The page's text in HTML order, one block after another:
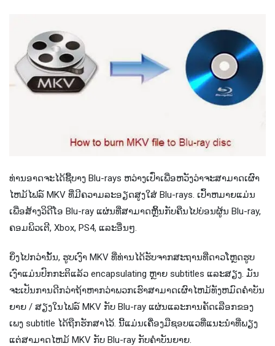
ທ່ານອາດຈະໄດ້ຊື້ບາງ Blu-rays ຫວ່າງເປົ່າເພື່ອຫວັງວ່າຈະສາມາດເຜົາ
ໄຫມ້ໄຟລ໌ MKV ທີ່ມີຄວາມລະອຽດສູງໃສ່ Blu-rays. ເປົ້າ​ຫມາຍ​ແມ່ນ​
ເພື່ອ​ສ້າງ​ວິ​ດີ​ໂອ Blu​-ray ແຜ່ນ​ທີ່​ສາ​ມາດ​ຫຼິ້ນ​ກັບ​ຄືນ​ໄປ​ບ່ອນ​ຜູ້ນ Blu​-ray​,
ຄອມ​ພິວ​ເຕີ​, Xbox​, PS4​, ແລະ​ອື່ນໆ​.
ຍິ່ງ​ໄປ​ກວ່າ​ນັ້ນ​, ຮູບ​ເງົາ MKV ທີ່​ທ່ານ​ໄດ້​ຮັບ​ຈາກ​ສະ​ຖານ​ທີ່​ດາວ​ໂຫຼດ​ຮູບ​
ເງົາ​ແມ່ນ​ປົກ​ກະ​ຕິ​ແລ້ວ encapsulating ຫຼາຍ subtitles ແລະ​ສຽງ​. ມັນ​
ຈະ​ເປັນ​ການ​ດີກ​ວ່າ​ຖ້າ​ຫາກ​ວ່າ​ພວກ​ເຮົາ​ສາ​ມາດ​ເຜົາ​ໄຫມ້​ທັງ​ຫມົດ​ຄໍາ​ບັນ​
ຍາຍ / ສຽງ​ໃນ​ໄຟລ​໌ MKV ກັບ Blu​-ray ແຜ່ນ​ແລະ​ການ​ຄັດ​ເລືອກ​ຂອງ​
ເພງ subtitle ໄດ້​ຖືກ​ຮັກ​ສາ​ໄວ້​. ນີ້​ແມ່ນ​ເຄື່ອງ​ມື​ຊອບ​ແວ​ທີ່​ແນະ​ນໍາ​ທີ່​ພຽງ​
ແຕ່​ສາ​ມາດ​ໄຫມ້ MKV ກັບ Blu​-ray ກັບ​ຄໍາ​ບັນ​ຍາຍ​.